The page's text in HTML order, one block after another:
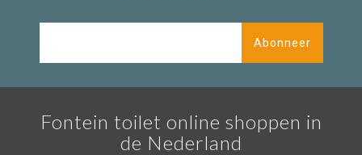
Abonneer
Fontein toilet online shoppen in
de Nederland